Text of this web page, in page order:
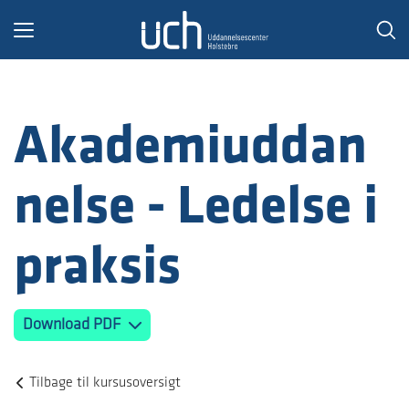
Toggle
Akademiuddan
nelse - Ledelse i
praksis
Download PDF
Tilbage til kursusoversigt